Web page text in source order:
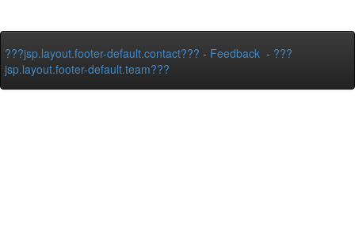
???jsp.layout.footer-default.contact??? - Feedback - ???
jsp.layout.footer-default.team???